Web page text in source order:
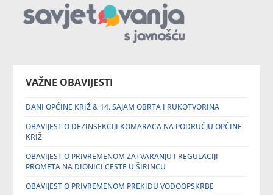
VAŽNE OBAVIJESTI
DANI OPĆINE KRIŽ & 14. SAJAM OBRTA I RUKOTVORINA
OBAVIJEST O DEZINSEKCIJI KOMARACA NA PODRUČJU OPĆINE
KRIŽ
OBAVIJEST O PRIVREMENOM ZATVARANJU I REGULACIJI
PROMETA NA DIONICI CESTE U ŠIRINCU
OBAVIJEST O PRIVREMENOM PREKIDU VODOOPSKRBE